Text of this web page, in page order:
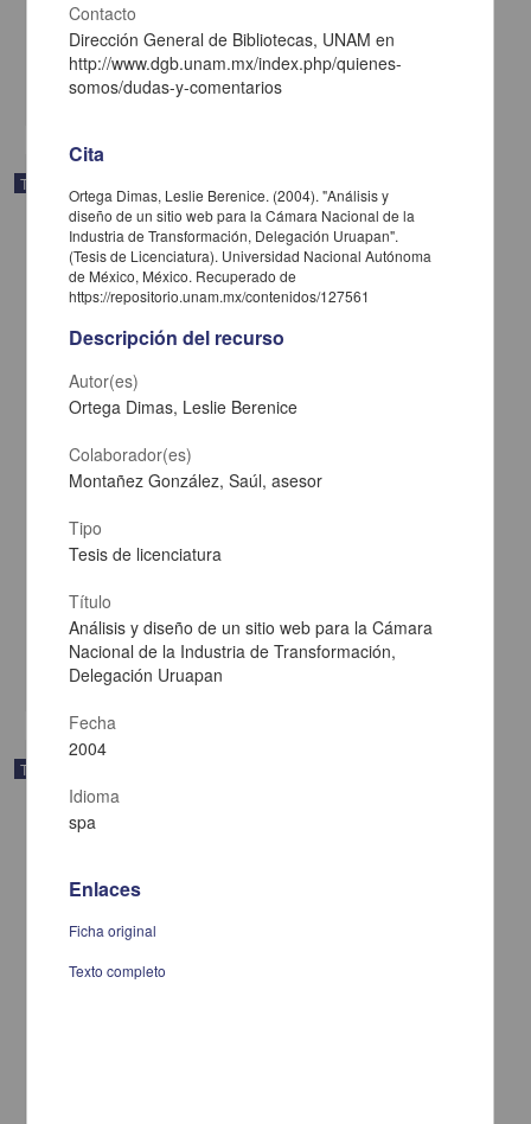
Torres Melgoza, Sergio
Físico Matemáticas y Ciencias de la Tierra
Trabajo de grado
Determinar la participacion de enfermeria en la orientacion y
prevencion del inicio de la vida sexual activa en las adolescentes
Duarte Aguilar, Hayde Edith
Medicina y Ciencias de la Salud
Trabajo de grado
Contacto
Dirección General de Bibliotecas, UNAM en
http://www.dgb.unam.mx/index.php/quienes-
somos/dudas-y-comentarios
Cita
Ortega Dimas, Leslie Berenice. (2004). "Análisis y
diseño de un sitio web para la Cámara Nacional de la
Industria de Transformación, Delegación Uruapan".
(Tesis de Licenciatura). Universidad Nacional Autónoma
de México, México. Recuperado de
https://repositorio.unam.mx/contenidos/127561
Descripción del recurso
Autor(es)
Ortega Dimas, Leslie Berenice
Colaborador(es)
Montañez González, Saúl, asesor
Tipo
Tesis de licenciatura
Título
Análisis y diseño de un sitio web para la Cámara
Nacional de la Industria de Transformación,
Delegación Uruapan
Fecha
2004
Idioma
spa
Enlaces
Ficha original
Texto completo